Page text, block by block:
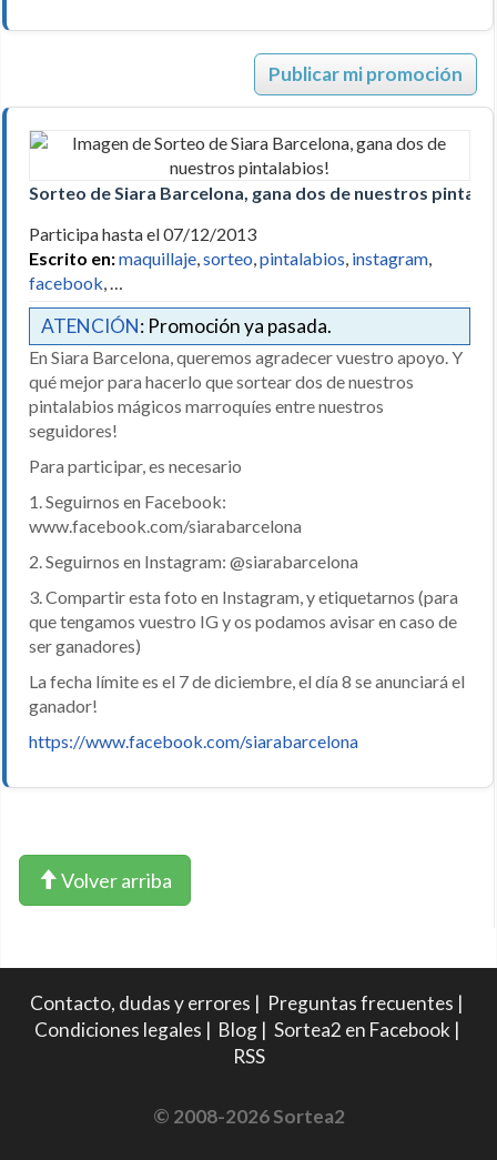
Publicar mi promoción
Sorteo de Siara Barcelona, gana dos de nuestros
Participa hasta el 07/12/2013
Escrito en:maquillaje,sorteo,pintalabios, instagram,
facebook, …
ATENCIÓN: Promoción ya pasada.
En Siara Barcelona, queremos agradecer vuestro apoyo. Y
qué mejor para hacerlo que sortear dos de nuestros
pintalabios mágicos marroquíes entre nuestros
seguidores!
Para participar, es necesario
1. Seguirnos en Facebook:
www.facebook.com/siarabarcelona
2. Seguirnos en Instagram: @siarabarcelona
3. Compartir esta foto en Instagram, y etiquetarnos (para
que tengamos vuestro IG y os podamos avisar en caso de
ser ganadores)
La fecha límite es el 7 de diciembre, el día 8 se anunciará el
ganador!
https://www.facebook.com/siarabarcelona
Volver arriba
Contacto, dudas y errores | Preguntas frecuentes |
Condiciones legales | Blog| Sortea2 en Facebook |
RSS
© 2008-2026 Sortea2